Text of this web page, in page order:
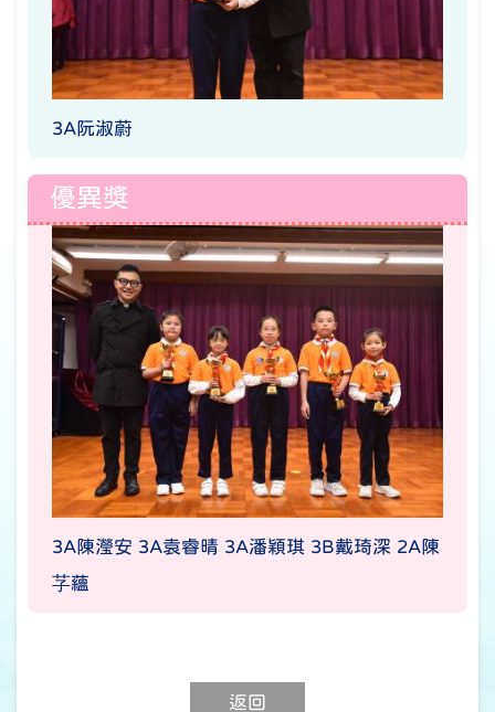
3A阮淑蔚
優異獎
3A陳瀅安 3A袁睿晴 3A潘穎琪 3B戴琦深 2A陳
芓蘊
返回